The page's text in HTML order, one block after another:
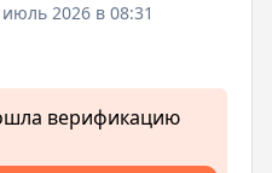
2026 в 08:31
верификацию